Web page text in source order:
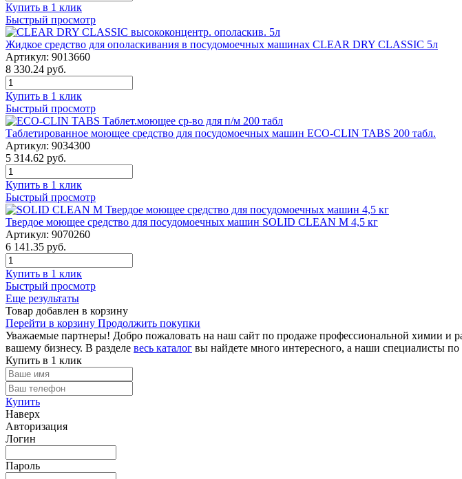
Купить в 1 клик
Быстрый просмотр
Жидкое средство для ополаскивания в посудомоечных машинах CLEAR DRY CLASSIC 5л
Артикул: 9013660
8 330.24 руб.
Купить в 1 клик
Быстрый просмотр
Таблетированное моющее средство для посудомоечных машин ECO-CLIN TABS 200 табл.
Артикул: 9034300
5 314.62 руб.
Купить в 1 клик
Быстрый просмотр
Твердое моющее средство для посудомоечных машин SOLID CLEAN М 4,5 кг
Артикул: 9070260
6 141.35 руб.
Купить в 1 клик
Быстрый просмотр
Еще результаты
Товар добавлен в корзину
Перейти в корзину Продолжить покупки
Уважаемые партнеры! Добро пожаловать на наш сайт по продаже профессиональной химии
вашему бизнесу. В разделе весь каталог вы найдете много интересного, а наши специалисты
Купить в 1 клик
Купить
Наверх
Авторизация
Логин
Пароль